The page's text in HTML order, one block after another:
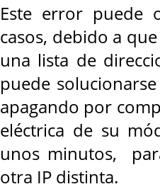
Este error puede
casos, debido a
una lista de
puede
apagando por
eléctrica de su
unos minutos,
otra IP distinta.